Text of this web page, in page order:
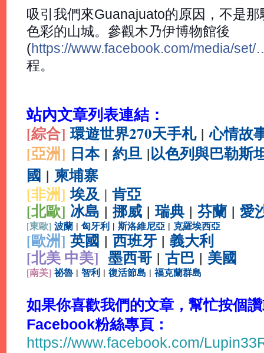
吸引我們來Guanajuato的原因，不是
色彩的山城。參觀木乃伊博物館後
(https://www.facebook.com/media/
程。
站內文章列表連結：
[綜合] 環遊世界270天手札|心情故
[亞洲] 日本 | 約旦 |以色列與巴勒斯
國 | 柬埔寨
[非洲]埃及 | 肯亞
[北歐] 冰島 | 挪威 | 瑞典 | 芬蘭 | 愛
[東歐] 波蘭 | 匈牙利 | 斯洛維尼亞 | 克羅埃西亞
[歐洲] 英國 | 西班牙 | 義大利
[北美 中美] 墨西哥 | 古巴 | 美國
[南美] 祕魯 | 智利 | 復活節島 | 福克蘭群島
如果你喜歡我們的文章，幫忙按個
Facebook粉絲專頁：
https://www.facebook.com/